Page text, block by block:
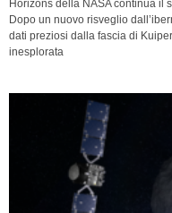
Horizons della NASA continua il
Dopo un nuovo risveglio
dati preziosi dalla fascia di
inesplorata